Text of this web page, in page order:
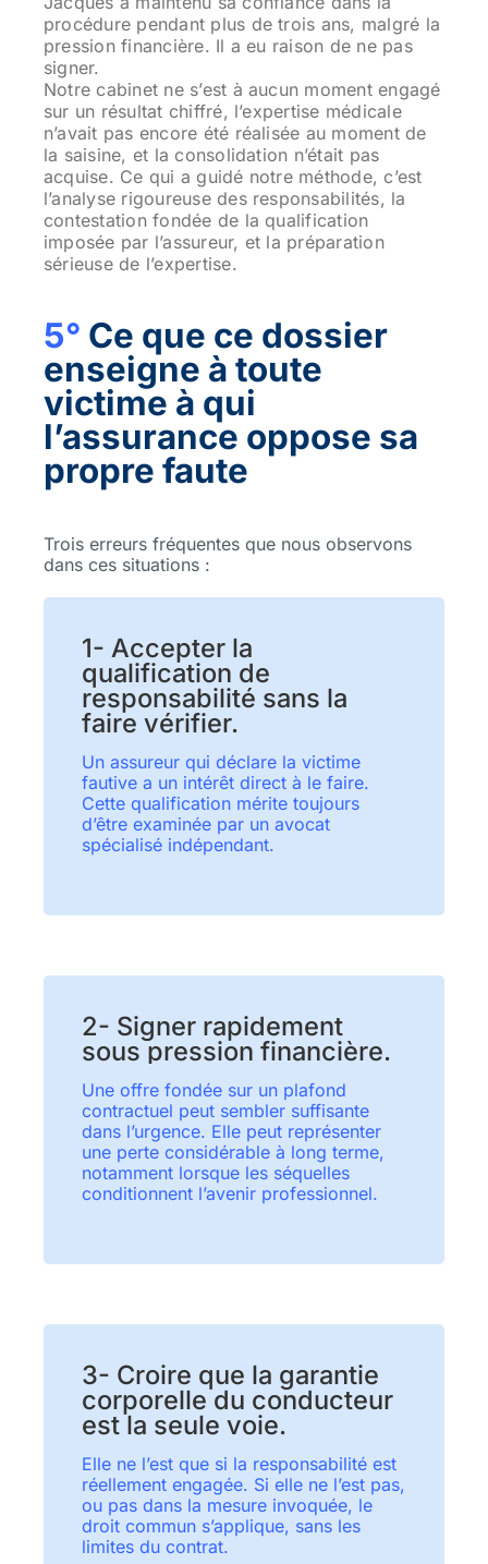
procédure pendant plus de trois ans, malgré la
pression financière. Il a eu raison de ne pas
signer.
Notre cabinet ne s’est à aucun moment engagé
sur un résultat chiffré, l’expertise médicale
n’avait pas encore été réalisée au moment de
la saisine, et la consolidation n’était pas
acquise. Ce qui a guidé notre méthode, c’est
l’analyse rigoureuse des responsabilités, la
contestation fondée de la qualification
imposée par l’assureur, et la préparation
sérieuse de l’expertise.
5° Ce que ce dossier
enseigne à toute
victime à qui
l’assurance oppose sa
propre faute
Trois erreurs fréquentes que nous observons
dans ces situations :
1- Accepter la
qualification de
responsabilité sans la
faire vérifier.
Un assureur qui déclare la victime
fautive a un intérêt direct à le faire.
Cette qualification mérite toujours
d’être examinée par un avocat
spécialisé indépendant.
2- Signer rapidement
sous pression financière.
Une offre fondée sur un plafond
contractuel peut sembler suffisante
dans l’urgence. Elle peut représenter
une perte considérable à long terme,
notamment lorsque les séquelles
conditionnent l’avenir professionnel.
3- Croire que la garantie
corporelle du conducteur
est la seule voie.
Elle ne l’est que si la responsabilité est
réellement engagée. Si elle ne l’est pas,
ou pas dans la mesure invoquée, le
droit commun s’applique, sans les
limites du contrat.